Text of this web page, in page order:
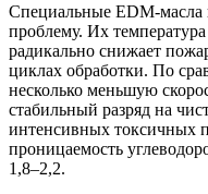
Специальные EDM-масла
проблему. Их
радикально снижает
циклах обработки. По
несколько меньшую
стабильный разряд на
интенсивных токсичных
проницаемость
1,8–2,2.